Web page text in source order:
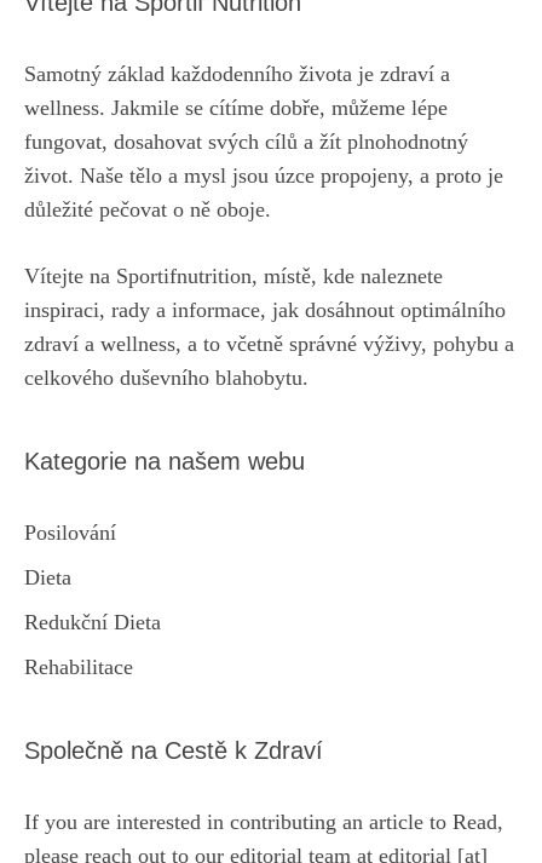
Samotný základ každodenního života je zdraví a
wellness. Jakmile se cítíme dobře, můžeme lépe
fungovat, dosahovat svých cílů a žít plnohodnotný
život. Naše tělo a mysl jsou úzce propojeny, a proto je
důležité pečovat o ně oboje.
Vítejte na Sportifnutrition, místě, kde naleznete
inspiraci, rady a informace, jak dosáhnout optimálního
zdraví a wellness, a to včetně správné výživy, pohybu a
celkového duševního blahobytu.
Kategorie na našem webu
Posilování
Dieta
Redukční Dieta
Rehabilitace
Společně na Cestě k Zdraví
If you are interested in contributing an article to Read,
please reach out to our editorial team at editorial [at]